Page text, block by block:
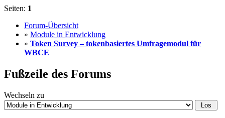
Seiten: 1
Forum-Übersicht
» Module in Entwicklung
» Token Survey – tokenbasiertes Umfragemodul für
WBCE
Fußzeile des Forums
Wechseln zu